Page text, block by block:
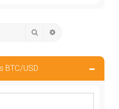
Rechercher
BTC/USD